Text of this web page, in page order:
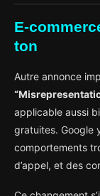
E-
ton
Autre annonce
applicable aussi
gratuites. Google
comportements
d’appel, et des